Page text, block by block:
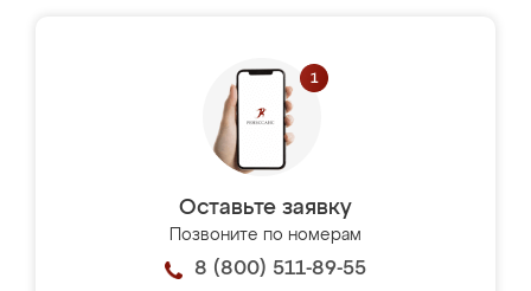
Оставьте заявку
Позвоните по номерам
8 (800) 511-89-55